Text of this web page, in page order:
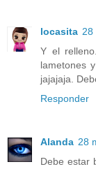
locasita 28
Y el
lametones
jajajaja.
Responder
Alanda 28
Debe estar